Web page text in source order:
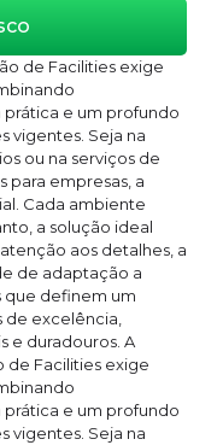
de Facilities exige
e um profundo
vigentes. Seja na
ou na serviços de
para empresas, a
Cada ambiente
a solução ideal
aos detalhes, a
de adaptação a
que definem um
excelência,
e duradouros. A
de Facilities exige
e um profundo
vigentes. Seja na